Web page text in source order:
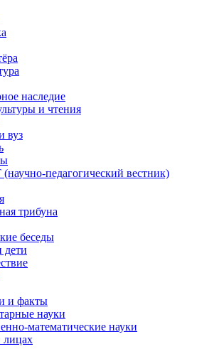
наследие
и чтения
вуз
педагогический вестник)
трибуна
беседы
дети
и факты
науки
математические науки
лицах